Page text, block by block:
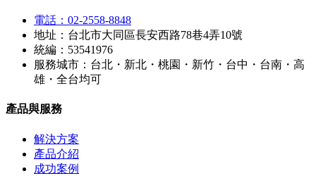
電話：02-2558-8848
地址：台北市大同區長安西路78巷4弄10號
統編：53541976
服務城市：台北・新北・桃園・新竹・台中・台南・高
雄・全台均可
產品與服務
解決方案
產品介紹
成功案例